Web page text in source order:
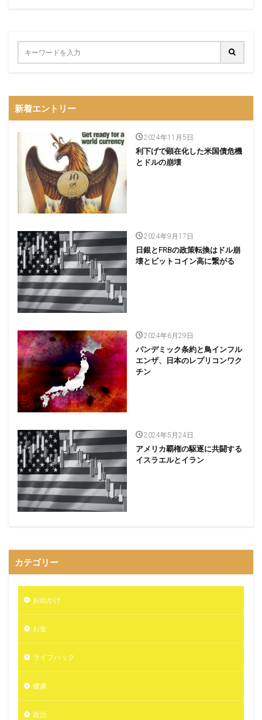
新着エントリー
2024年11月5日
利下げで顕在化した米国債危機
とドルの崩壊
2024年9月17日
日銀とFRBの政策転換はドル崩
壊とビットコイン高に繋がる
2024年6月29日
パンデミック条約と鳥インフル
エンザ、日本のレプリコンワク
チン
2024年5月24日
アメリカ覇権の駆逐に共闘する
イスラエルとイラン
カテゴリー
お出かけ
お金
ライフハック
健康
政治